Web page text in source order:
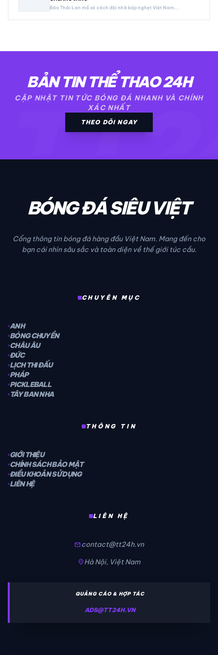
Báo Thái Lan mổ xẻ cách đội nhà bóp nghẹt Việt Nam,…
BẢN TIN THỂ THAO 24H
CẬP NHẬT TIN TỨC BÓNG ĐÁ NHANH VÀ CHÍNH
XÁC NHẤT
THEO DÕI NGAY
BÓNG ĐÁ SIÊU VIỆT
Cổng thông tin bóng đá hàng đầu Việt Nam. Mang đến cho
bạn cái nhìn sâu sắc và toàn diện về thế giới túc cầu.
CHUYÊN MỤC
ANH
BÓNG CHUYỀN
CHÂU ÂU
ĐỨC
LỊCH THI ĐẤU
PHÁP
PICKLEBALL
TÂY BAN NHA
THÔNG TIN
GIỚI THIỆU
CHÍNH SÁCH BẢO MẬT
ĐIỀU KHOẢN SỬ DỤNG
LIÊN HỆ
LIÊN HỆ
mailcontact@tt24h.vn
location_onHà Nội, Việt Nam
QUẢNG CÁO & HỢP TÁC
ADS@TT24H.VN